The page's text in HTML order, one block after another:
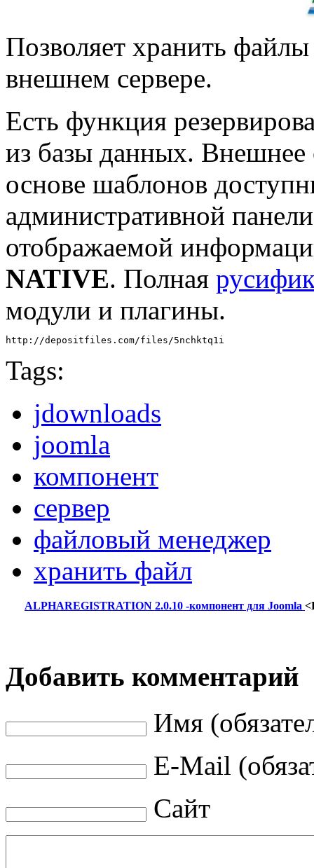
Позволяет хранить
внешнем сервере.
Есть функция
из базы данных. Внешнее
основе шаблонов
административной
отображаемой
NATIVE. Полная
модули и плагины.
http://depositfiles.com/files/5nchktq1i
Tags:
jdownloads
joomla
компонент
сервер
файловый менеджер
хранить файл
ALPHAREGISTRATION 2.0.10 -компонент для Joomla
Добавить комментарий
Имя
E-Mail
Сайт